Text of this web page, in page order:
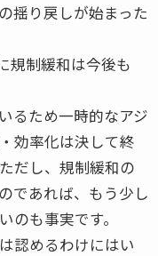
揺り戻しが始まった
規制緩和は今後も
るため一時的なアジ
効率化は決して終
だし、規制緩和の
であれば、もう少し
のも事実です。
認めるわけにはい